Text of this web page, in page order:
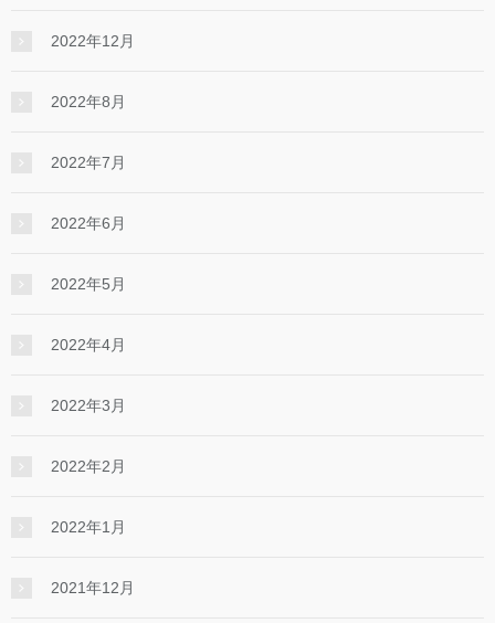
2022年12月
2022年8月
2022年7月
2022年6月
2022年5月
2022年4月
2022年3月
2022年2月
2022年1月
2021年12月